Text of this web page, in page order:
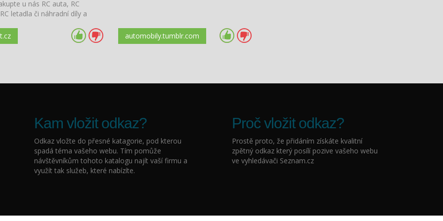
u nás RC auta, RC
letadla či náhradní díly a
automobily.tumblr.com
Kam vložit odkaz?
Odkaz vložte do přesné katagorie, pod kterou
spadá téma vašeho webu. Tím pomůže
návštěvníkům tohoto katalogu najít vaší firmu a
využít tak služeb, které nabízíte.
Proč vložit odkaz?
Prostě proto, že přidáním získáte kvalitní
zpětný odkaz který posílí pozive vašeho webu
ve vyhledávači Seznam.cz